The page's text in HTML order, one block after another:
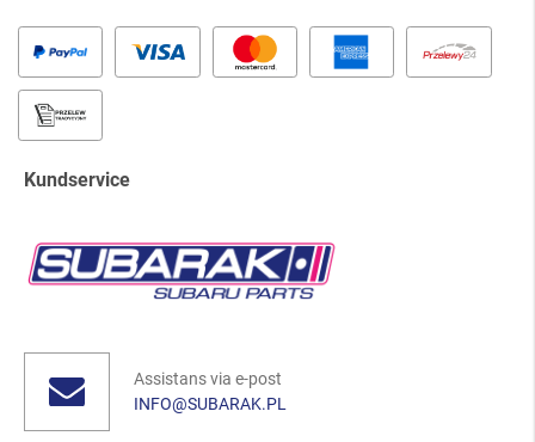
Kundservice
Assistans via e-post
INFO@SUBARAK.PL